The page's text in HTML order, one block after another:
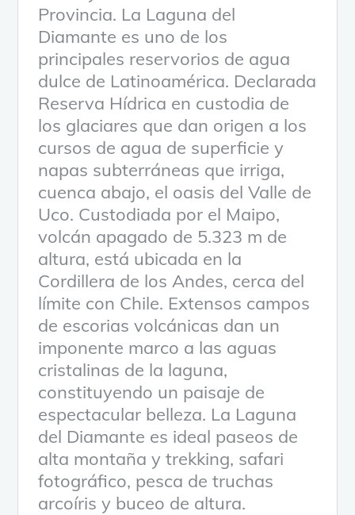
Provincia. La Laguna del
Diamante es uno de los
principales reservorios de agua
dulce de Latinoamérica. Declarada
Reserva Hídrica en custodia de
los glaciares que dan origen a los
cursos de agua de superficie y
napas subterráneas que irriga,
cuenca abajo, el oasis del Valle de
Uco. Custodiada por el Maipo,
volcán apagado de 5.323 m de
altura, está ubicada en la
Cordillera de los Andes, cerca del
límite con Chile. Extensos campos
de escorias volcánicas dan un
imponente marco a las aguas
cristalinas de la laguna,
constituyendo un paisaje de
espectacular belleza. La Laguna
del Diamante es ideal paseos de
alta montaña y trekking, safari
fotográfico, pesca de truchas
arcoíris y buceo de altura.